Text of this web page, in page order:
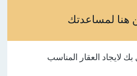
هنا لمساعدتك
لايجاد العقار المناسب